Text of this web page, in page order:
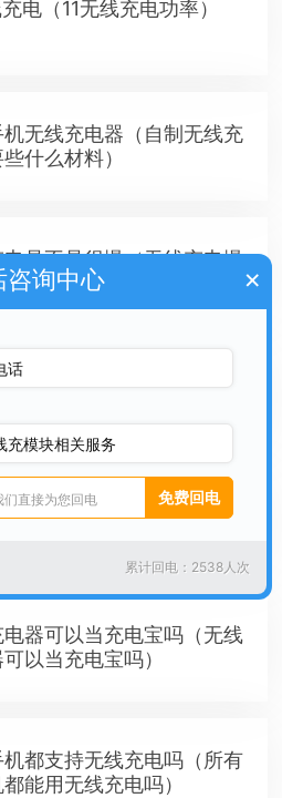
电（11无线充电功率）
机无线充电器（自制无线充
什么材料）
是不是很慢（无线充电慢
宝如何充电（无线充电宝
线充电（无线鼠标改type
电器可以当充电宝吗（无线
以当充电宝吗）
机都支持无线充电吗（所有
能用无线充电吗）
咨询中心 ×
话
充模块相关服务
累计回电：2538人次